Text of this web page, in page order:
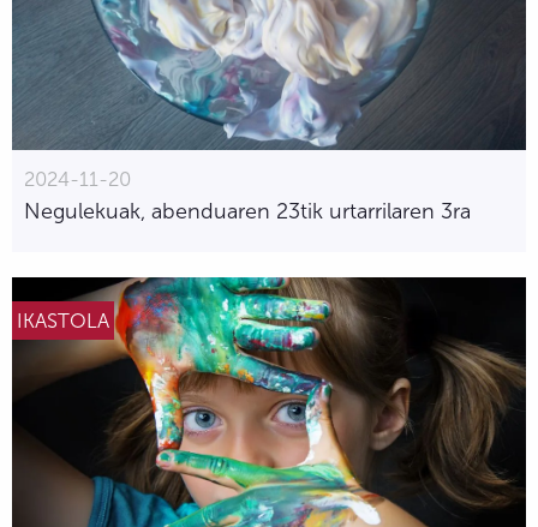
2024-11-20
Negulekuak, abenduaren 23tik urtarrilaren 3ra
IKASTOLA